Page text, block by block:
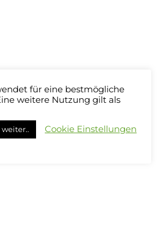
für eine bestmögliche
weitere Nutzung gilt als
Cookie Einstellungen